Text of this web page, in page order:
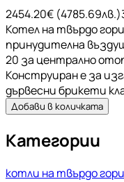
2454.20€ (4785.69лв.)
Котел на твърдо
принудителна
20 за централно
Конструиран е за
дървесни брикети
Добави в количката
Категории
котли на твърдо